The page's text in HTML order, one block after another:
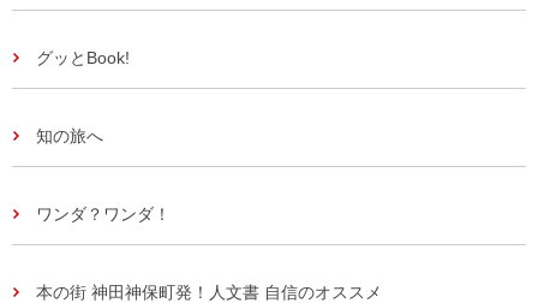
グッとBook!
知の旅へ
ワンダ？ワンダ！
本の街 神田神保町発！人文書 自信のオススメ